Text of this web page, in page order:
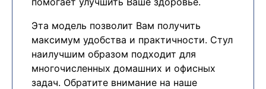
Эта модель позволит Вам получить
максимум удобства и практичности. Стул
наилучшим образом подходит для
многочисленных домашних и офисных
задач. Обратите внимание на наше